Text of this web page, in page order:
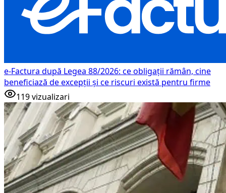
e-Factura după Legea 88/2026: ce obligații rămân, cine
beneficiază de excepții și ce riscuri există pentru firme
119vizualizari